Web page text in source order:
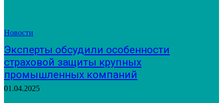
Новости
Эксперты обсудили особенности
страховой защиты крупных
промышленных компаний
01.04.2025